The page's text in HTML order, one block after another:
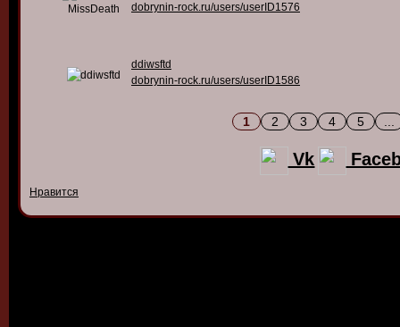
dobrynin-rock.ru/users/userID1576
ddiwsftd
dobrynin-rock.ru/users/userID1586
1 2 3 4 5
Vk
Нравится